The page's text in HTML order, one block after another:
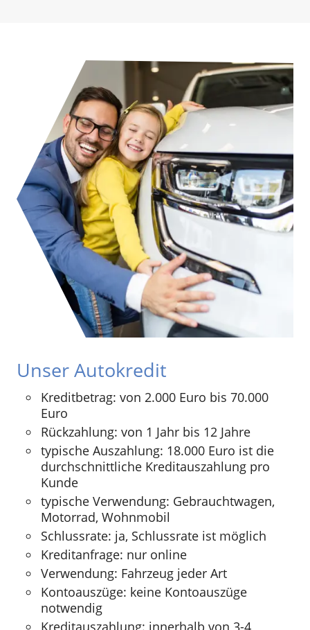
Unser Autokredit
Kreditbetrag: von 2.000 Euro bis 70.000
Euro
Rückzahlung: von 1 Jahr bis 12 Jahre
typische Auszahlung: 18.000 Euro ist die
durchschnittliche Kreditauszahlung pro
Kunde
typische Verwendung: Gebrauchtwagen,
Motorrad, Wohnmobil
Schlussrate: ja, Schlussrate ist möglich
Kreditanfrage: nur online
Verwendung: Fahrzeug jeder Art
Kontoauszüge: keine Kontoauszüge
notwendig
Kreditauszahlung: innerhalb von 3-4